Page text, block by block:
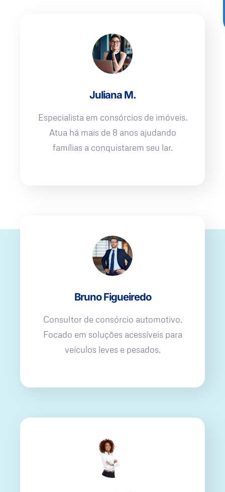
Juliana M.
Especialista em consórcios de imóveis.
Atua há mais de 8 anos ajudando
famílias a conquistarem seu lar.
Bruno Figueiredo
Consultor de consórcio automotivo.
Focado em soluções acessíveis para
veículos leves e pesados.